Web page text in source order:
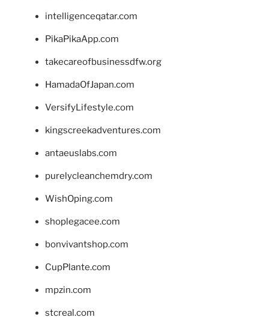
intelligenceqatar.com
PikaPikaApp.com
takecareofbusinessdfw.org
HamadaOfJapan.com
VersifyLifestyle.com
kingscreekadventures.com
antaeuslabs.com
purelycleanchemdry.com
WishOping.com
shoplegacee.com
bonvivantshop.com
CupPlante.com
mpzin.com
stcreal.com